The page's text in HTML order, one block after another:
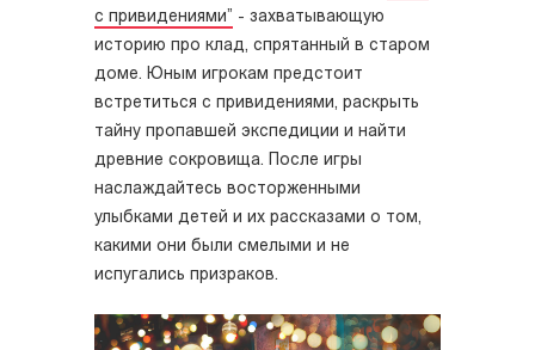
с привидениями” - захватывающую
историю про клад, спрятанный в старом
доме. Юным игрокам предстоит
встретиться с привидениями, раскрыть
тайну пропавшей экспедиции и найти
древние сокровища. После игры
наслаждайтесь восторженными
улыбками детей и их рассказами о том,
какими они были смелыми и не
испугались призраков.